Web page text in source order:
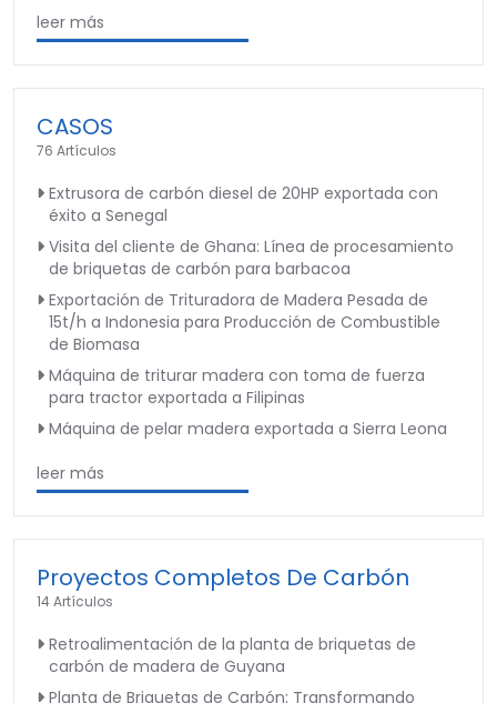
leer más
CASOS
76 Artículos
Extrusora de carbón diesel de 20HP exportada con
éxito a Senegal
Visita del cliente de Ghana: Línea de procesamiento
de briquetas de carbón para barbacoa
Exportación de Trituradora de Madera Pesada de
15t/h a Indonesia para Producción de Combustible
de Biomasa
Máquina de triturar madera con toma de fuerza
para tractor exportada a Filipinas
Máquina de pelar madera exportada a Sierra Leona
leer más
Proyectos Completos De Carbón
14 Artículos
Retroalimentación de la planta de briquetas de
carbón de madera de Guyana
Planta de Briquetas de Carbón: Transformando